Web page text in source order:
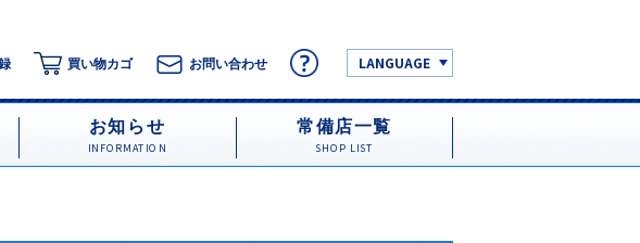
買い物カゴ お問い合わせ LANGUAGE
お知らせ
INFORMATION
常備店一覧
SHOP LIST